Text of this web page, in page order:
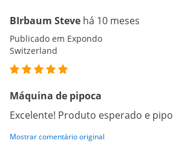
BIrbaum Steve há 10 meses
Publicado em Expondo
Switzerland
Máquina de pipoca
Excelente! Produto esperado e
Mostrar comentário original